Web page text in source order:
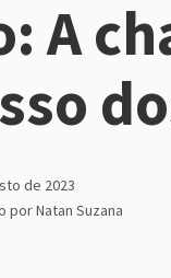
A
de 2023
porNatan Suzana